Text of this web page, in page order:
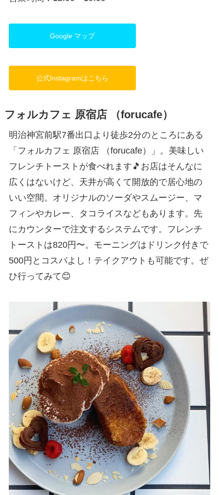
Google マップ
公式Instagramはこちら
フォルカフェ 原宿店 （forucafe）
明治神宮前駅7番出口より徒歩2分のところにある
「フォルカフェ 原宿店 （forucafe）」。美味しい
フレンチトーストが食べれます🎵お店はそんなに
広くはないけど、天井が高くて開放的で居心地の
いい空間。オリジナルのソーダやスムージー、マ
フィンやカレー、タコライスなどもあります。先
にカウンターで注文するシステムです。フレンチ
トーストは820円〜。モーニングはドリンク付きで
500円とコスパよし！テイクアウトも可能です。ぜ
ひ行ってみて😊